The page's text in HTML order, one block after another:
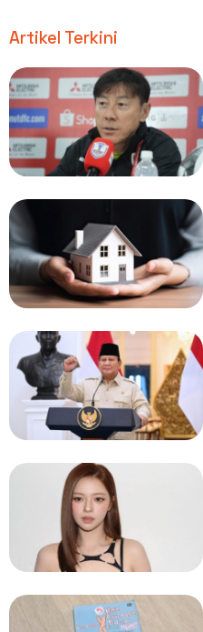
Artikel Terkini